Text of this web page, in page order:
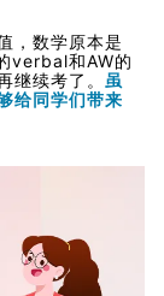
，数学原本是
verbal和AW的
继续考了。 虽
给同学们带来